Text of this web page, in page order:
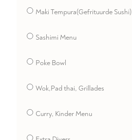
Maki Tempura(Gefrituurde Sushi)
Sashimi Menu
Poke Bowl
Wok,Pad thai, Grillades
Curry, Kinder Menu